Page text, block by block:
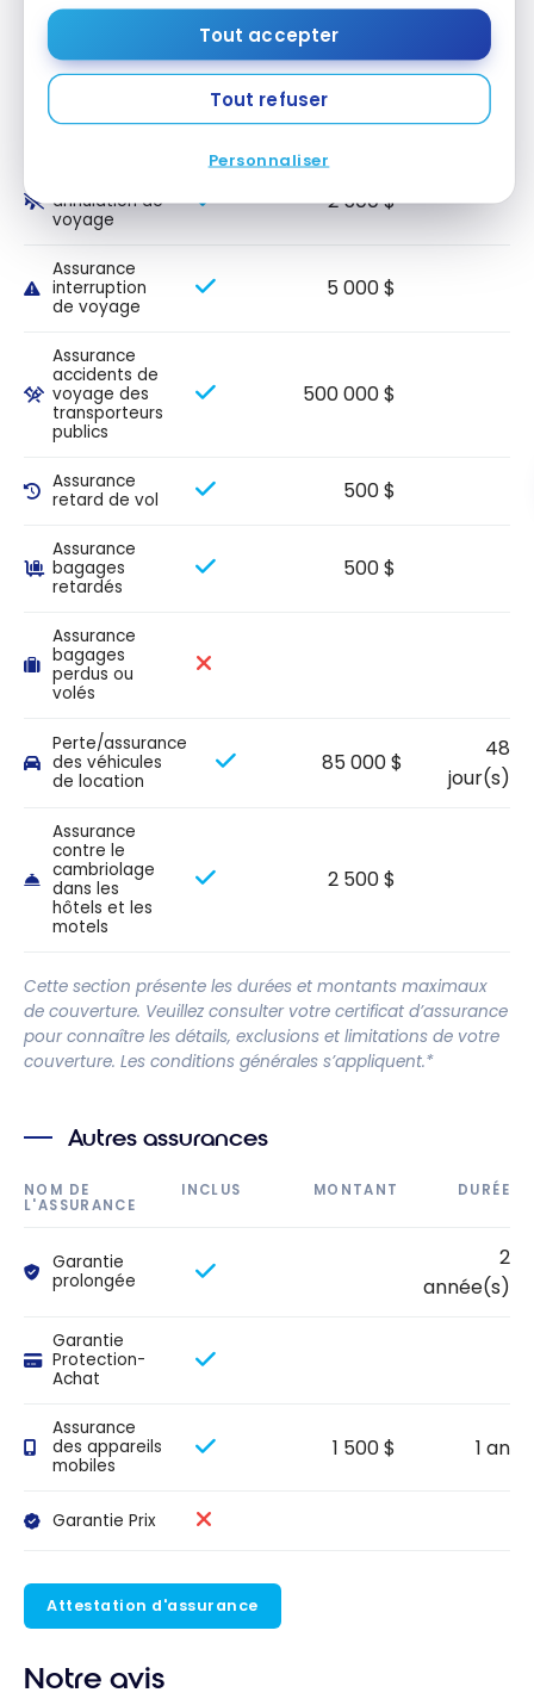
Tout accepter
Tout refuser
Personnaliser
voyage
5 000 000 $ 31 jour(s)
médicale de
voyage 65+
5 000 000 $ 10 jour(s)
annulation de
voyage
2 500 $
Assurance
interruption
de voyage
5 000 $
Assurance
accidents de
voyage des
transporteurs
publics
500 000 $
Assurance
retard de vol
500 $
Assurance
bagages
retardés
500 $
Assurance
bagages
perdus ou
volés
Perte/assurance
des véhicules
de location
85 000 $
48
jour(s)
Assurance
contre le
cambriolage
dans les
hôtels et les
motels
2 500 $
Cette section présente les durées et montants maximaux
de couverture. Veuillez consulter votre certificat d’assurance
pour connaître les détails, exclusions et limitations de votre
couverture. Les conditions générales s’appliquent.*
Autres assurances
NOM DE
L'ASSURANCE
INCLUS MONTANT DURÉE
Garantie
prolongée
2
année(s)
Garantie
Protection-
Achat
Assurance
des appareils
mobiles
1 500 $ 1 an
Garantie Prix
Attestation d'assurance
Notre avis